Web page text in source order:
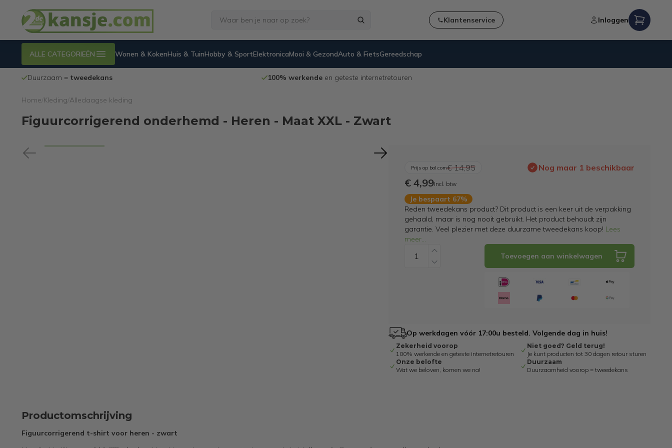
Klantenservice Inloggen
ALLE CATEGORIEËN Wonen & KokenHuis & TuinHobby & SportElektronicaMooi & GezondAuto & FietsGereedschap
Duurzaam = tweedekans 100% werkendeen geteste internetretouren
Home Kleding Alledaagse kleding
Figuurcorrigerend onderhemd - Heren - Maat XXL - Zwart
Prijs op bol.com€ 14,95 Nog maar 1 beschikbaar
€ 4,99Incl. btw
Je bespaart 67%
Reden tweedekans product? Dit product is een keer uit de verpakking
gehaald, maar is nog nooit gebruikt. Het product behoudt zijn
garantie. Veel plezier met deze duurzame tweedekans koop! Lees
meer...
Toevoegen aan winkelwagen
Op werkdagen vóór 17:00u besteld. Volgende dag in huis!
Zekerheid voorop
100% werkende en geteste internetretouren
Niet goed? Geld terug!
Je kunt producten tot 30 dagen retour sturen
Onze belofte
Wat we beloven, komen we na!
Duurzaam
Duurzaamheid voorop = tweedekans
Productomschrijving
Figuurcorrigerend t-shirt voor heren - zwart